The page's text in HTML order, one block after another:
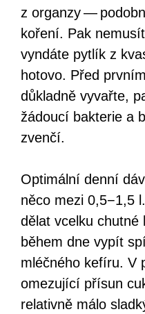
z organzy —
koření. Pak
vyndáte pytlík z
hotovo. Před
důkladně vyvařte,
žádoucí bakterie a
zvenčí.
Optimální denní
něco mezi 0,5−1,5
dělat vcelku chutné
během dne vypít
mléčného kefíru. V
omezující přísun
relativně málo